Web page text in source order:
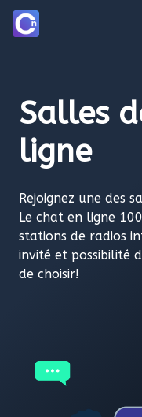
Salles
ligne
Rejoignez une des
Le chat en ligne
stations de radios
invité et possibilité
de choisir!